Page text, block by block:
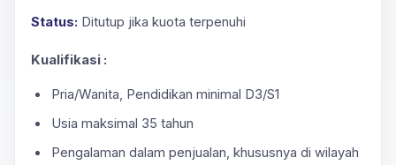
Status: Ditutup jika kuota terpenuhi
Kualifikasi :
Pria/Wanita, Pendidikan minimal D3/S1
Usia maksimal 35 tahun
Pengalaman dalam penjualan, khususnya di wilayah